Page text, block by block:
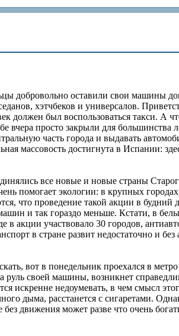
добровольно оставили свои машины
хэтчбеков и универсалов.
должен был воспользоваться такси. А
вчера просто закрыли для большинства
часть города и выдавать
массовость достигнута в Испании:
все новые и новые страны
помогает экологии: в крупных городах,
что проведение такой акции в будний
и так гораздо меньше. Кстати, в
акции участвовало 30 городов,
в стране развит недостаточно и
вот в понедельник проехался в
руль своей машины, возникнет
искренне недоумевать, в чем смысл
дыма, расстанется с сигаретами.
движения может разве что очень